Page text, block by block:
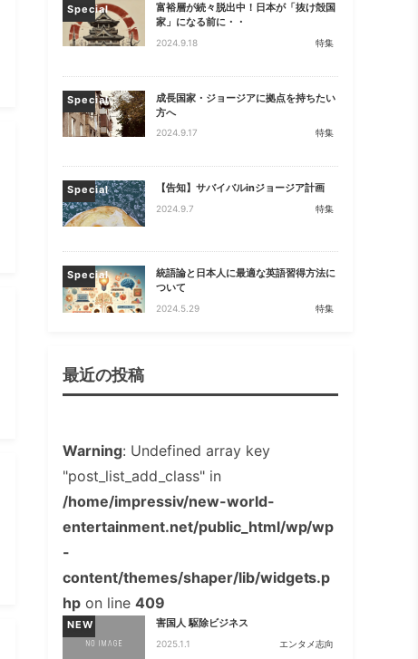
Special
富裕層が続々脱出中！日本が「抜け殻国
家」になる前に・・
2024.9.18 特集
Special
成長国家・ジョージアに拠点を持ちたい
方へ
2024.9.17 特集
Special 【告知】サバイバルinジョージア計画
2024.9.7 特集
Special
統語論と日本人に最適な英語習得方法に
ついて
2024.5.29 特集
最近の投稿
Warning: Undefined array key
"post_list_add_class" in
/home/impressiv/new-world-
entertainment.net/public_html/wp/wp
-
content/themes/shaper/lib/widgets.p
hpon line 409
NEW 害国人 駆除ビジネス
2025.1.1 エンタメ志向